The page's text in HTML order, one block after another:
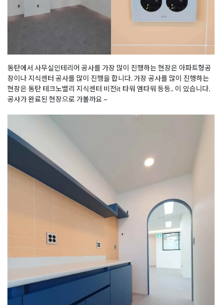
동탄에서 사무실인테리어 공사를 가장 많이 진행하는 현장은 아파트형공
장이나 지식센터 공사를 많이 진행을 합니다. 가장 공사를 많이 진행하는
현장은 동탄 테크노밸리 지식센터 비전it 타워 엠타워 등등.. 이 있습니다.
공사가 완료된 현장으로 가볼까요 ~